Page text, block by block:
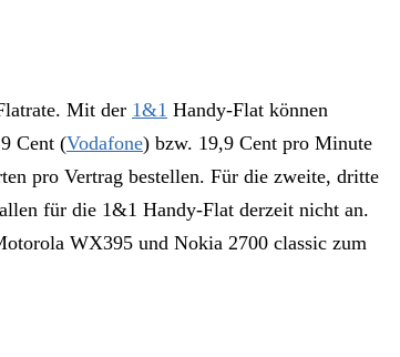
Mit der 1&1 Handy-Flat können
Cent (Vodafone) bzw. 19,9 Cent pro Minute
pro Vertrag bestellen. Für die zweite, dritte
für die 1&1 Handy-Flat derzeit nicht an.
WX395 und Nokia 2700 classic zum